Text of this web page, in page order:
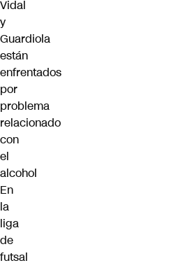
Vidal
y
Guardiola
están
enfrentados
por
problema
relacionado
con
el
alcohol
En
la
liga
de
futsal